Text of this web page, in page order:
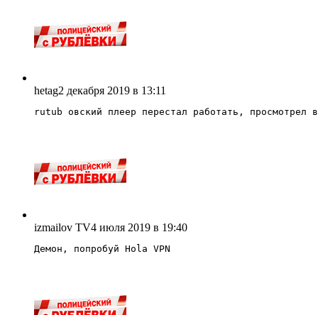
hetag2 декабря 2019 в 13:11
rutub овский плеер перестал работать,
izmailov TV4 июля 2019 в 19:40
Демон, попробуй Hola VPN